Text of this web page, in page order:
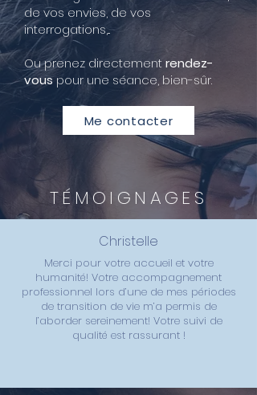
de vos envies, de vos
interrogations,...
Ou prenez directementrendez-
vouspour une séance, bien-sûr.
Me contacter
TÉMOIGNAGES
Christelle
Merci pour votre accueil et votre
humanité! Votre accompagnement
professionnel lors d’une de mes périodes
de transition de vie m’a permis de
l’aborder sereinement! Votre suivi de
qualité est rassurant !